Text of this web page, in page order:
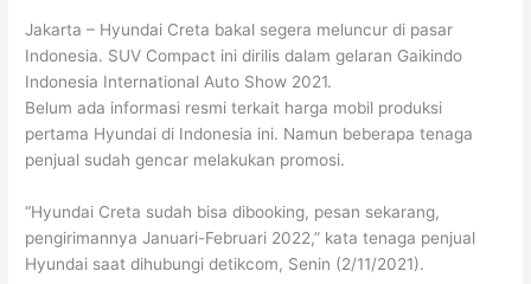
Jakarta – Hyundai Creta bakal segera meluncur di pasar
Indonesia. SUV Compact ini dirilis dalam gelaran Gaikindo
Indonesia International Auto Show 2021.
Belum ada informasi resmi terkait harga mobil produksi
pertama Hyundai di Indonesia ini. Namun beberapa tenaga
penjual sudah gencar melakukan promosi.
“Hyundai Creta sudah bisa dibooking, pesan sekarang,
pengirimannya Januari-Februari 2022,” kata tenaga penjual
Hyundai saat dihubungi detikcom, Senin (2/11/2021).